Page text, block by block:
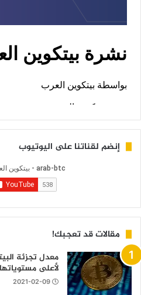
إنضم لقناتنا على اليوتيوب
مقالات قد تعجبك!
معدل تجزئة
لأعلى
2021-02-09